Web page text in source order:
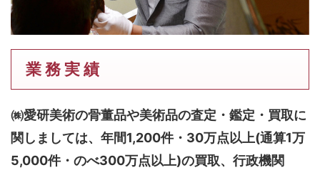
業 務 実 績
㈱愛研美術の骨董品や美術品の査定・鑑定・買取に
関しましては、 年間1,200件・30万点以上(通算1万
5,000件・のべ300万点以上)の買取、行政機関